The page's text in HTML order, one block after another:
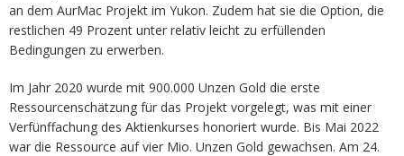
an dem AurMac Projekt im Yukon. Zudem hat sie die Option, die
restlichen 49 Prozent unter relativ leicht zu erfüllenden
Bedingungen zu erwerben.
Im Jahr 2020 wurde mit 900.000 Unzen Gold die erste
Ressourcenschätzung für das Projekt vorgelegt, was mit einer
Verfünffachung des Aktienkurses honoriert wurde. Bis Mai 2022
war die Ressource auf vier Mio. Unzen Gold gewachsen. Am 24.